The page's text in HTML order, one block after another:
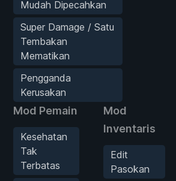
Mudah Dipecahkan
Super Damage / Satu
Tembakan
Mematikan
Pengganda
Kerusakan
Mod Pemain
Kesehatan
Tak
Terbatas
Mod
Inventaris
Edit
Pasokan